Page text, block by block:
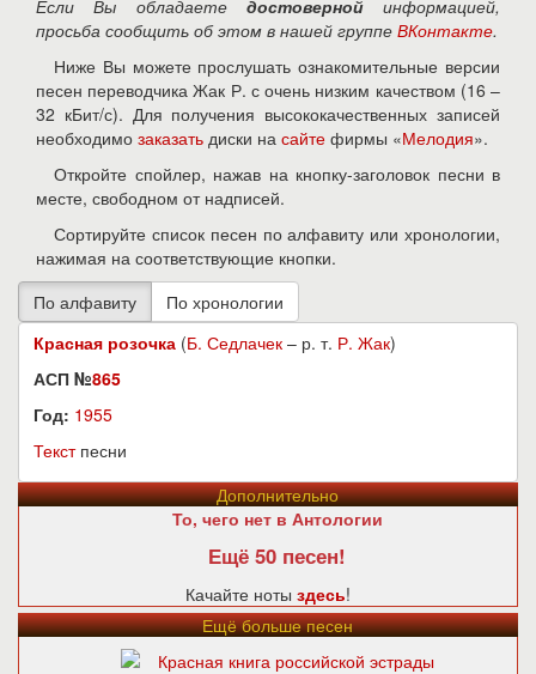
Если Вы обладаете достовернойинформацией,
просьба сообщить об этом в нашей группе ВКонтакте.
Ниже Вы можете прослушать ознакомительные версии
песен переводчика Жак Р. с очень низким качеством (16 –
32 кБит/с). Для получения высококачественных записей
необходимо заказать диски на сайте фирмы «Мелодия».
Откройте спойлер, нажав на кнопку-заголовок песни в
месте, свободном от надписей.
Сортируйте список песен по алфавиту или хронологии,
нажимая на соответствующие кнопки.
Красная розочка (Б. Седлачек – р. т. Р. Жак)
АСП №865
Год: 1955
Текстпесни
Дополнительно
То, чего нет в Антологии
Ещё 50 песен!
Качайте ноты здесь!
Ещё больше песен